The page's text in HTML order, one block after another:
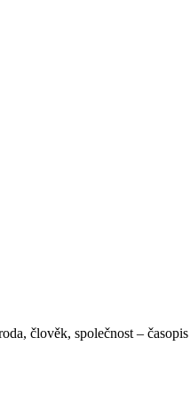
člověk, společnost –